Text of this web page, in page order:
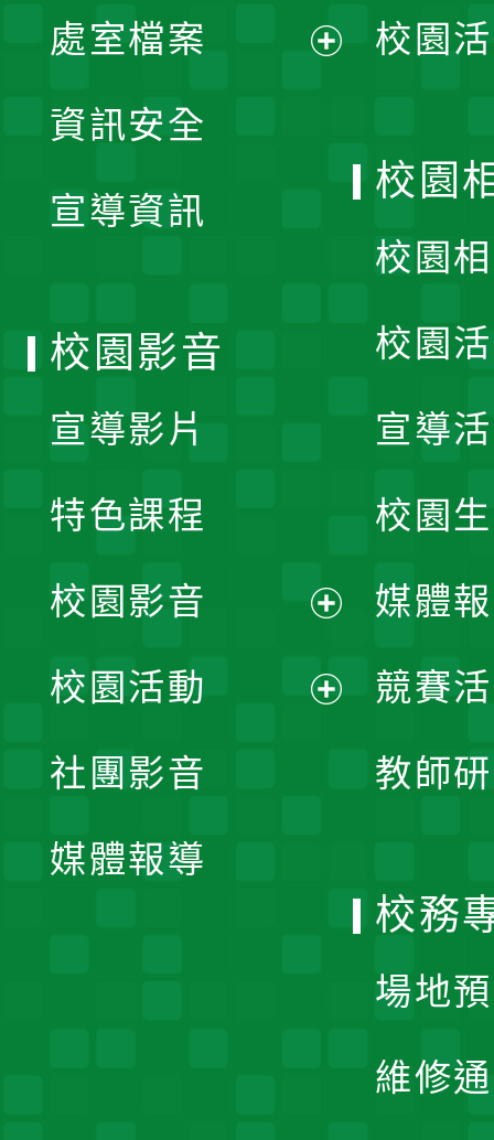
單
處室檔案
資訊安全
宣導資訊
校園
校園
校園
校園
宣導
校園
媒體
競賽
教師
校園影音
宣導影片
特色課程
校園影音
開
校園活動
社團影音
媒體報導
校務
場地
維修